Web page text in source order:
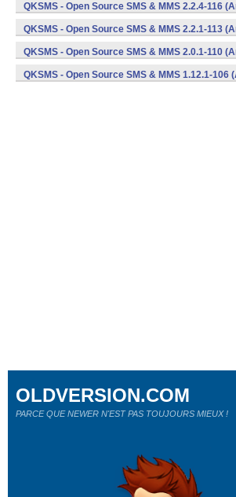
QKSMS - Open Source SMS & MMS 2.2.4-116
QKSMS - Open Source SMS & MMS 2.2.1-113
QKSMS - Open Source SMS & MMS 2.0.1-110
QKSMS - Open Source SMS & MMS 1.12.1-106
OLDVERSION.COM
PARCE QUE NEWER N'EST PAS TOUJOURS MIEUX !